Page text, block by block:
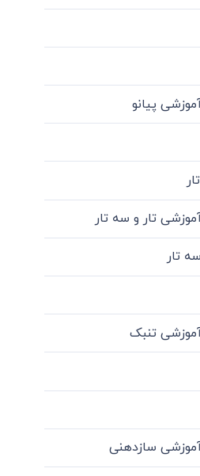
پیانو
تار و سه تار
تار
تنبک
سازدهنی